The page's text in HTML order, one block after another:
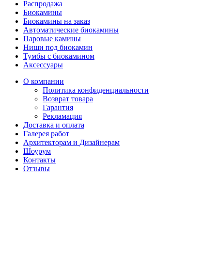
Распродажа
Биокамины
Биокамины на заказ
Автоматические биокамины
Паровые камины
Ниши под биокамин
Тумбы с биокамином
Аксессуары
О компании
Политика конфиденциальности
Возврат товара
Гарантия
Рекламация
Доставка и оплата
Галерея работ
Архитекторам и Дизайнерам
Шоурум
Контакты
Отзывы